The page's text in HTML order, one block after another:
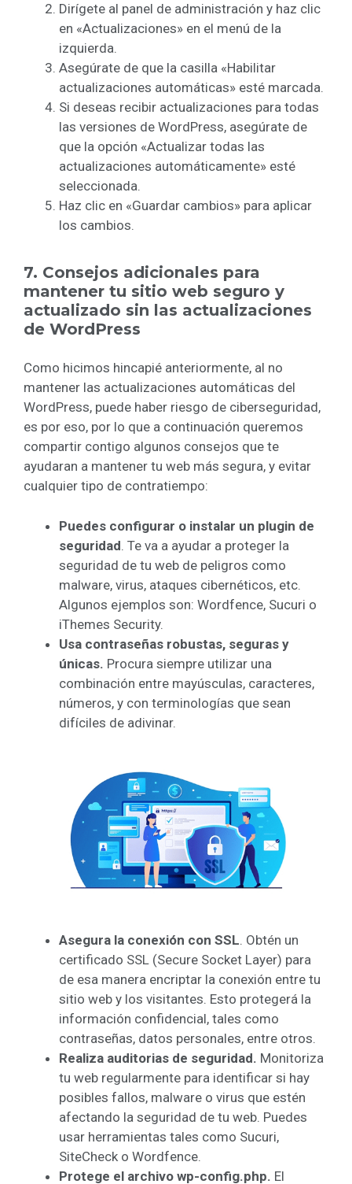
Dirígete al panel de administración y haz clic
en «Actualizaciones» en el menú de la
izquierda.
Asegúrate de que la casilla «Habilitar
actualizaciones automáticas» esté marcada.
Si deseas recibir actualizaciones para todas
las versiones de WordPress, asegúrate de
que la opción «Actualizar todas las
actualizaciones automáticamente» esté
seleccionada.
Haz clic en «Guardar cambios» para aplicar
los cambios.
7. Consejos adicionales para
mantener tu sitio web seguro y
actualizado sin las actualizaciones
de WordPress
Como hicimos hincapié anteriormente, al no
mantener las actualizaciones automáticas del
WordPress, puede haber riesgo de ciberseguridad,
es por eso, por lo que a continuación queremos
compartir contigo algunos consejos que te
ayudaran a mantener tu web más segura, y evitar
cualquier tipo de contratiempo:
Puedes configurar o instalar un plugin de
seguridad. Te va a ayudar a proteger la
seguridad de tu web de peligros como
malware, virus, ataques cibernéticos, etc.
Algunos ejemplos son: Wordfence, Sucuri o
iThemes Security.
Usa contraseñas robustas, seguras y
únicas. Procura siempre utilizar una
combinación entre mayúsculas, caracteres,
números, y con terminologías que sean
difíciles de adivinar.
Asegura la conexión con SSL. Obtén un
certificado SSL (Secure Socket Layer) para
de esa manera encriptar la conexión entre tu
sitio web y los visitantes. Esto protegerá la
información confidencial, tales como
contraseñas, datos personales, entre otros.
Realiza auditorias de seguridad. Monitoriza
tu web regularmente para identificar si hay
posibles fallos, malware o virus que estén
afectando la seguridad de tu web. Puedes
usar herramientas tales como Sucuri,
SiteCheck o Wordfence.
Protege el archivo wp-config.php. El